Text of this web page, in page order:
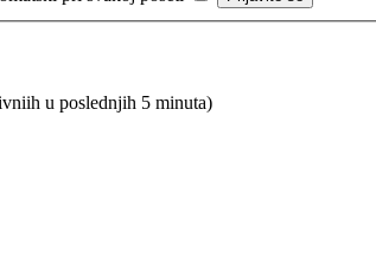
u poslednjih 5 minuta)